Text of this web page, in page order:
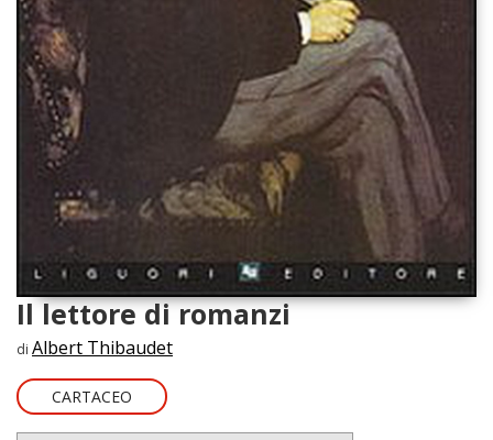
Il lettore di romanzi
di Albert Thibaudet
CARTACEO